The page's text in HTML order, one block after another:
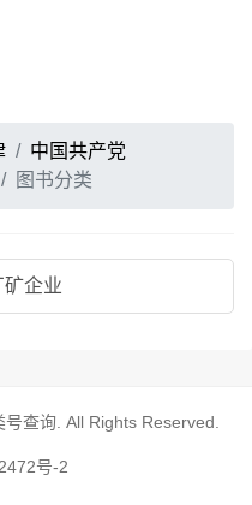
中国共产党
图书分类
矿企业
号查询 . All Rights Reserved.
号-2